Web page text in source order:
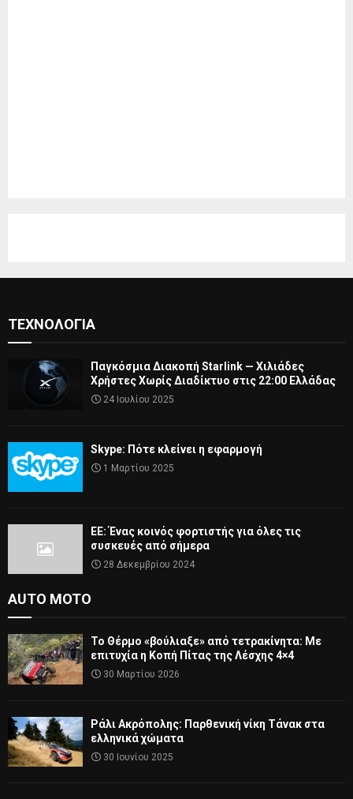
ΤΕΧΝΟΛΟΓΊΑ
Παγκόσμια Διακοπή Starlink — Χιλιάδες
Χρήστες Χωρίς Διαδίκτυο στις 22:00 Ελλάδας
24 Ιουλίου 2025
Skype: Πότε κλείνει η εφαρμογή
1 Μαρτίου 2025
ΕΕ: Ένας κοινός φορτιστής για όλες τις
συσκευές από σήμερα
28 Δεκεμβρίου 2024
AUTO MOTO
Το Θέρμο «βούλιαξε» από τετρακίνητα: Με
επιτυχία η Κοπή Πίτας της Λέσχης 4×4
30 Μαρτίου 2026
Ράλι Ακρόπολης: Παρθενική νίκη Τάνακ στα
ελληνικά χώματα
30 Ιουνίου 2025